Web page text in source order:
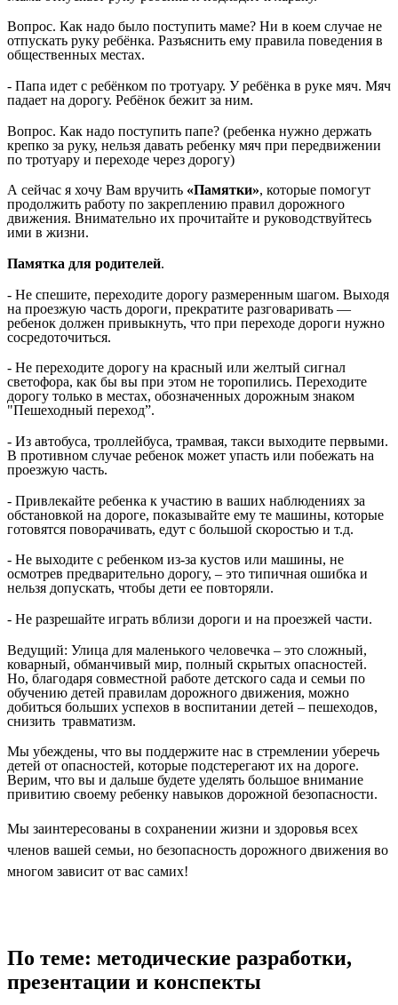
Вопрос. Как надо было поступить маме? Ни в коем случае не
отпускать руку ребёнка. Разъяснить ему правила поведения в
общественных местах.
- Папа идет с ребёнком по тротуару. У ребёнка в руке мяч. Мяч
падает на дорогу. Ребёнок бежит за ним.
Вопрос. Как надо поступить папе? (ребенка нужно держать
крепко за руку, нельзя давать ребенку мяч при передвижении
по тротуару и переходе через дорогу)
А сейчас я хочу Вам вручить «Памятки», которые помогут
продолжить работу по закреплению правил дорожного
движения. Внимательно их прочитайте и руководствуйтесь
ими в жизни.
Памятка для родителей.
- Не спешите, переходите дорогу размеренным шагом. Выходя
на проезжую часть дороги, прекратите разговаривать —
ребенок должен привыкнуть, что при переходе дороги нужно
сосредоточиться.
- Не переходите дорогу на красный или желтый сигнал
светофора, как бы вы при этом не торопились. Переходите
дорогу только в местах, обозначенных дорожным знаком
"Пешеходный переход”.
- Из автобуса, троллейбуса, трамвая, такси выходите первыми.
В противном случае ребенок может упасть или побежать на
проезжую часть.
- Привлекайте ребенка к участию в ваших наблюдениях за
обстановкой на дороге, показывайте ему те машины, которые
готовятся поворачивать, едут с большой скоростью и т.д.
- Не выходите с ребенком из-за кустов или машины, не
осмотрев предварительно дорогу, – это типичная ошибка и
нельзя допускать, чтобы дети ее повторяли.
- Не разрешайте играть вблизи дороги и на проезжей части.
Ведущий: Улица для маленького человечка – это сложный,
коварный, обманчивый мир, полный скрытых опасностей.
Но, благодаря совместной работе детского сада и семьи по
обучению детей правилам дорожного движения, можно
добиться больших успехов в воспитании детей – пешеходов,
снизить травматизм.
Мы убеждены, что вы поддержите нас в стремлении уберечь
детей от опасностей, которые подстерегают их на дороге.
Верим, что вы и дальше будете уделять большое внимание
привитию своему ребенку навыков дорожной безопасности.
Мы заинтересованы в сохранении жизни и здоровья всех
членов вашей семьи, но безопасность дорожного движения во
многом зависит от вас самих!
По теме: методические разработки,
презентации и конспекты